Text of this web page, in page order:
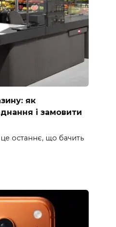
як
і замовити
останнє, що бачить